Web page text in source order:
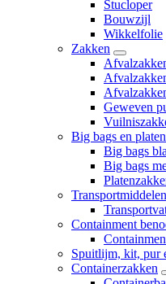
Stucloper
Bouwzijl
Wikkelfolie
Zakken
Geweven
Big bags en
Big bags
Big bags
Transportmiddelen
Containment
Spuitlijm, kit, pur
Containerzakken